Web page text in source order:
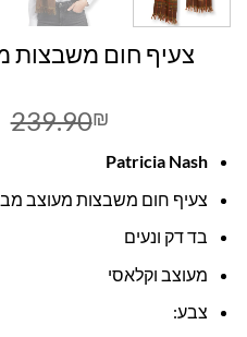
צעיף חום משבצות
239.90₪
Patricia Nash
צעיף חום משבצות מעוצב
בד דק ונעים
מעוצב וקלאסי
צבע: